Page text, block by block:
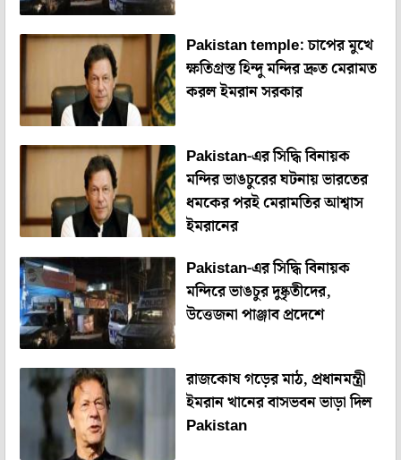
Pakistan temple: চাপের মুখে
ক্ষতিগ্রস্ত হিন্দু মন্দির দ্রুত মেরামত
করল ইমরান সরকার
Pakistan-এর সিদ্ধি বিনায়ক
মন্দির ভাঙচুরের ঘটনায় ভারতের
ধমকের পরই মেরামতির আশ্বাস
ইমরানের
Pakistan-এর সিদ্ধি বিনায়ক
মন্দিরে ভাঙচুর দুষ্কৃতীদের,
উত্তেজনা পাঞ্জাব প্রদেশে
রাজকোষ গড়ের মাঠ, প্রধানমন্ত্রী
ইমরান খানের বাসভবন ভাড়া দিল
Pakistan